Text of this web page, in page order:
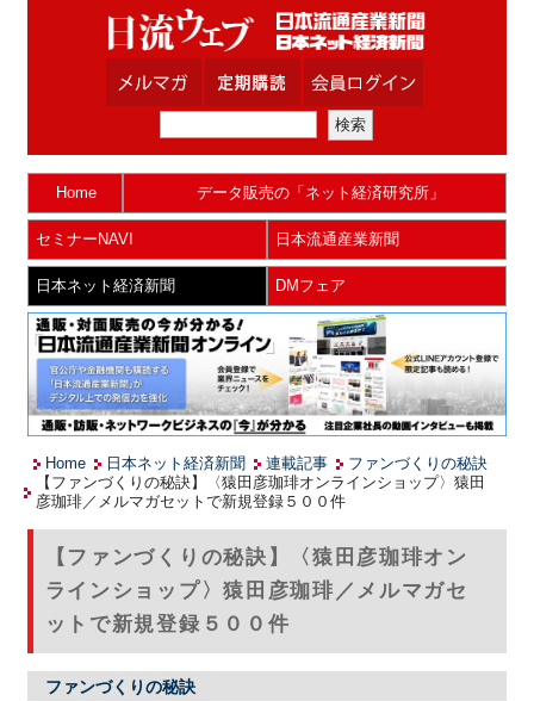
Home データ販売の「ネット経済研究所」
セミナーNAVI 日本流通産業新聞
日本ネット経済新聞 DMフェア
Home 日本ネット経済新聞 連載記事
ファンづくりの秘訣
【ファンづくりの秘訣】〈猿田彦珈琲オンラインショップ〉猿田
彦珈琲／メルマガセットで新規登録５００件
【ファンづくりの秘訣】〈猿田彦珈琲オン
ラインショップ〉猿田彦珈琲／メルマガセ
ットで新規登録５００件
ファンづくりの秘訣